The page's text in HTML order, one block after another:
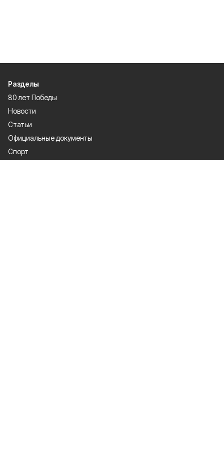
Разделы
80 лет Победы
Новости
Статьи
Официальные документы
Спорт